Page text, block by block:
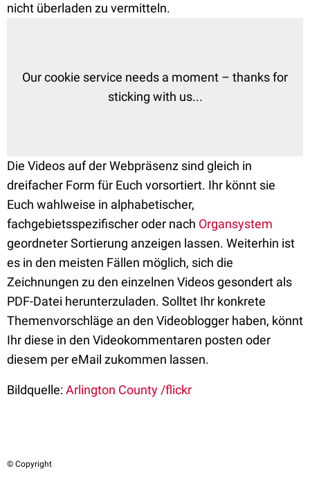
nicht überladen zu vermitteln.
Die Videos auf der Webpräsenz sind gleich in
dreifacher Form für Euch vorsortiert. Ihr könnt sie
Euch wahlweise in alphabetischer,
fachgebietsspezifischer oder nach Organsystem
geordneter Sortierung anzeigen lassen. Weiterhin ist
es in den meisten Fällen möglich, sich die
Zeichnungen zu den einzelnen Videos gesondert als
PDF-Datei herunterzuladen. Solltet Ihr konkrete
Themenvorschläge an den Videoblogger haben, könnt
Ihr diese in den Videokommentaren posten oder
diesem per eMail zukommen lassen.
Bildquelle:Arlington County /flickr
© Copyright